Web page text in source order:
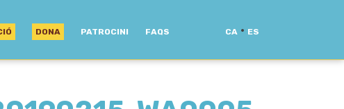
DONA PATROCINI FAQS CA · ES